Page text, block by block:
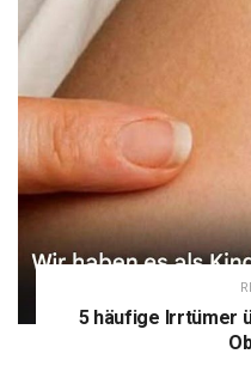
5 häufige Irrtümer